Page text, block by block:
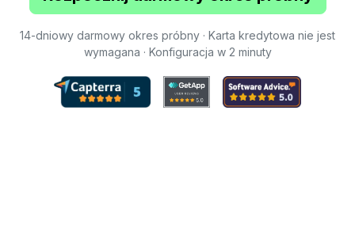
14-dniowy darmowy okres próbny · Karta kredytowa nie jest
wymagana · Konfiguracja w 2 minuty